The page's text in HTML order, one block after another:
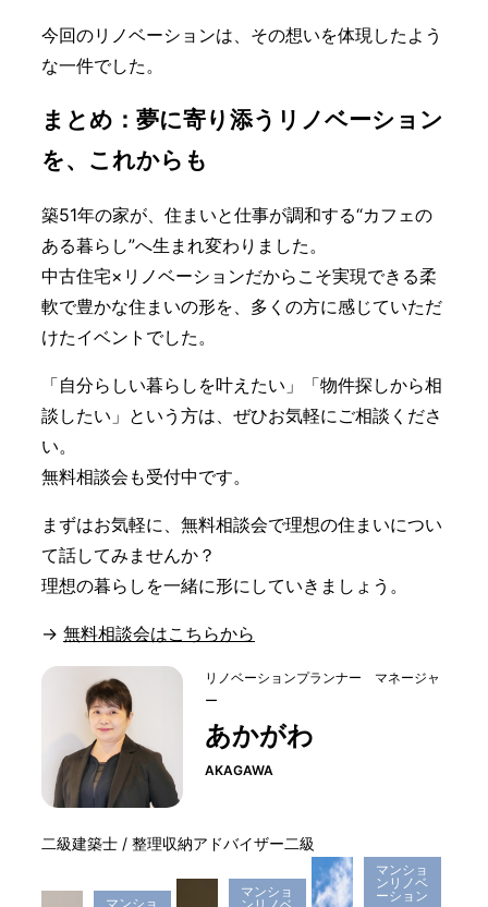
今回のリノベーションは、その想いを体現したよう
な一件でした。
まとめ：夢に寄り添うリノベーション
を、これからも
築51年の家が、住まいと仕事が調和する“カフェの
ある暮らし”へ生まれ変わりました。
中古住宅×リノベーションだからこそ実現できる柔
軟で豊かな住まいの形を、多くの方に感じていただ
けたイベントでした。
「自分らしい暮らしを叶えたい」「物件探しから相
談したい」という方は、ぜひお気軽にご相談くださ
い。
無料相談会も受付中です。
まずはお気軽に、無料相談会で理想の住まいについ
て話してみませんか？
理想の暮らしを一緒に形にしていきましょう。
→ 無料相談会はこちらから
リノベーションプランナー マネージャ
ー
あかがわ
AKAGAWA
二級建築士 / 整理収納アドバイザー二級
マンショ
マンショ
マンショ
ンリノベ
ーション